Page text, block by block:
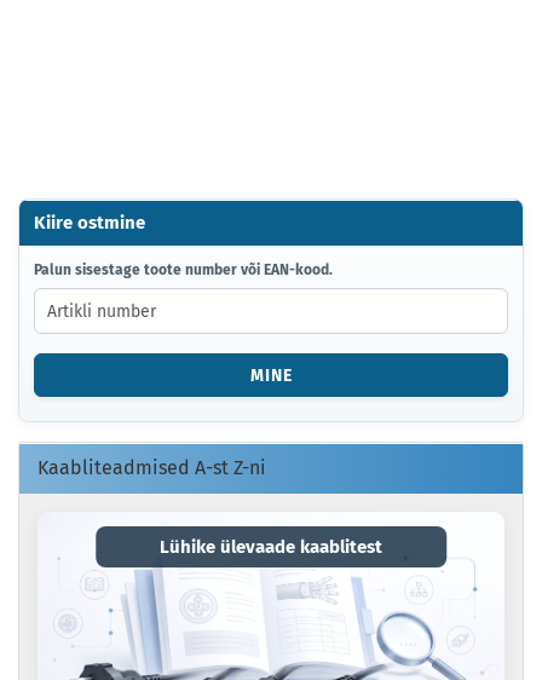
Kiire ostmine
PALUN
SISESTAGE
TOOTE
NUMBER
VÕI
KOOD.
Palun sisestage toote number või EAN-kood.
MINE
Kaabliteadmised A-st Z-ni
Lühike ülevaade kaablitest